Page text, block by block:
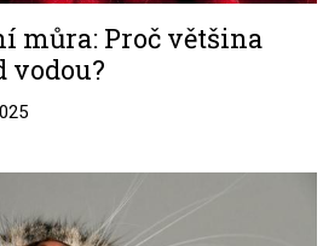
můra: Proč většina
vodou?